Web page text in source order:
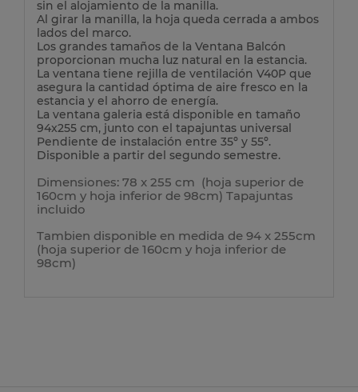
sin el alojamiento de la manilla.
Al girar la manilla, la hoja queda cerrada a ambos
lados del marco.
Los grandes tamaños de la Ventana Balcón
proporcionan mucha luz natural en la estancia.
La ventana tiene rejilla de ventilación V40P que
asegura la cantidad óptima de aire fresco en la
estancia y el ahorro de energía.
La ventana galeria está disponible en tamaño
94x255 cm, junto con el tapajuntas universal
Pendiente de instalación entre 35º y 55º.
Disponible a partir del segundo semestre.
Dimensiones: 78 x 255 cm (hoja superior de
160cm y hoja inferior de 98cm) Tapajuntas
incluido
Tambien disponible en medida de 94 x 255cm
(hoja superior de 160cm y hoja inferior de
98cm)